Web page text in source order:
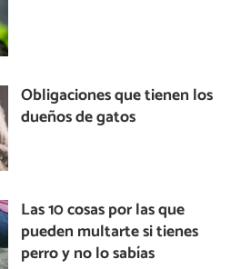
Obligaciones que tienen los
dueños de gatos
Las 10 cosas por las que
pueden multarte si tienes
perro y no lo sabías